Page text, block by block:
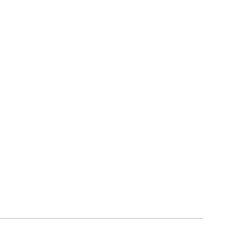
ontdekt u onze
bezoekt u de
met de invloed van